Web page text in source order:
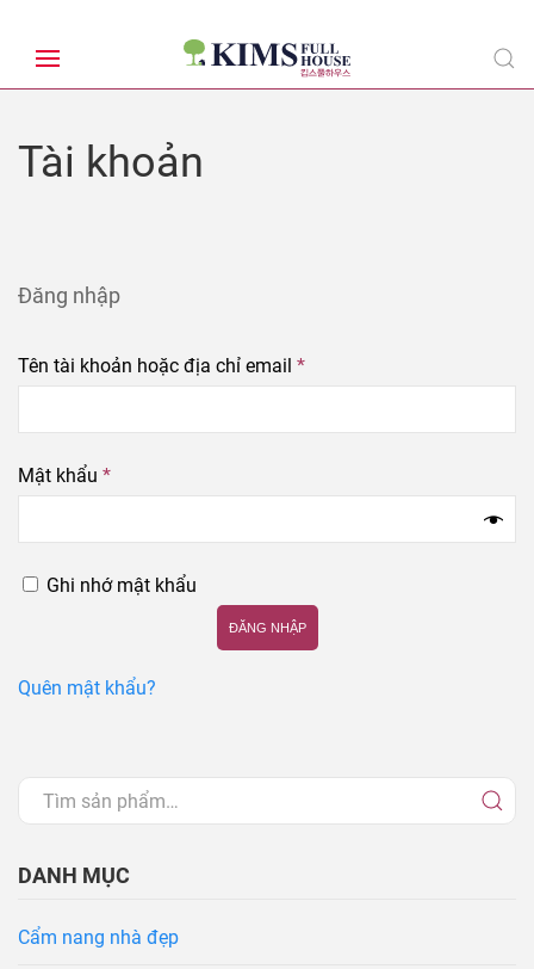
Tài khoản
Đăng nhập
Tên tài khoản hoặc địa chỉ email *
Mật khẩu *
Ghi nhớ mật khẩu
ĐĂNG NHẬP
Quên mật khẩu?
DANH MỤC
Cẩm nang nhà đẹp